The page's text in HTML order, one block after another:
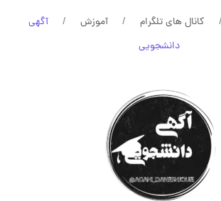
کانال های تلگرام آموزش
آگهی
دانشجویی